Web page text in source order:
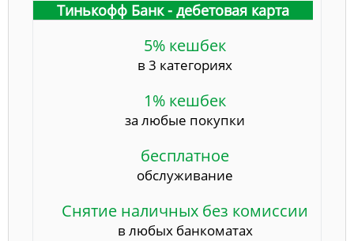
Тинькофф Банк - дебетовая карта
5% кешбек
в 3 категориях
1% кешбек
за любые покупки
бесплатное
обслуживание
Снятие наличных без комиссии
в любых банкоматах